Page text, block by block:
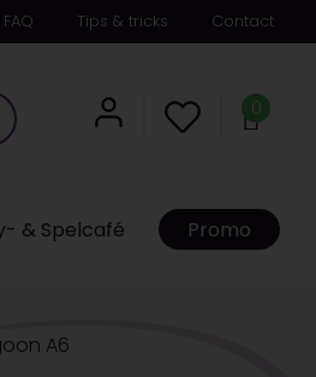
FAQ Tips & tricks Contact
0
& Spelcafé Promo
A6